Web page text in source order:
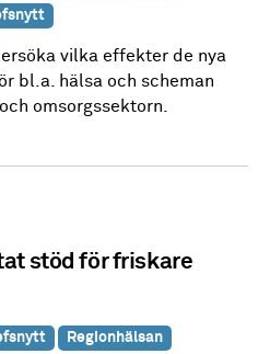
vilka effekter de nya
bl.a. hälsa och scheman
omsorgssektorn.
stöd för friskare
Regionhälsan